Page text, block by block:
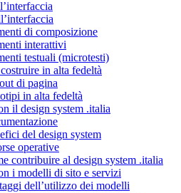
di composizione
interattivi
testuali (microtesti)
in alta fedeltà
di pagina
in alta fedeltà
il design system .italia
del design system
operative
contribuire al design system .italia
i modelli di sito e servizi
dell’utilizzo dei modelli